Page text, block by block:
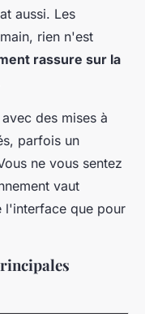
aussi. Les
rien n'est
rassure sur la
des mises à
parfois un
ne vous sentez
vaut
l'interface que pour